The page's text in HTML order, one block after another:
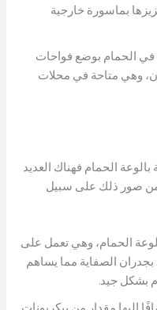
بماسورة خارجية
في الحمام بوضع فواحات
وهي متاحة في محلات
الحمام فهناك العديد
صور ذلك على سبيل
الحمام، وهي تعمل على
بجدران الصفاية مما يساهم
بشكل جيد.